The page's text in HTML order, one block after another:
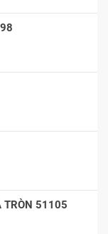
TRÒN 51105